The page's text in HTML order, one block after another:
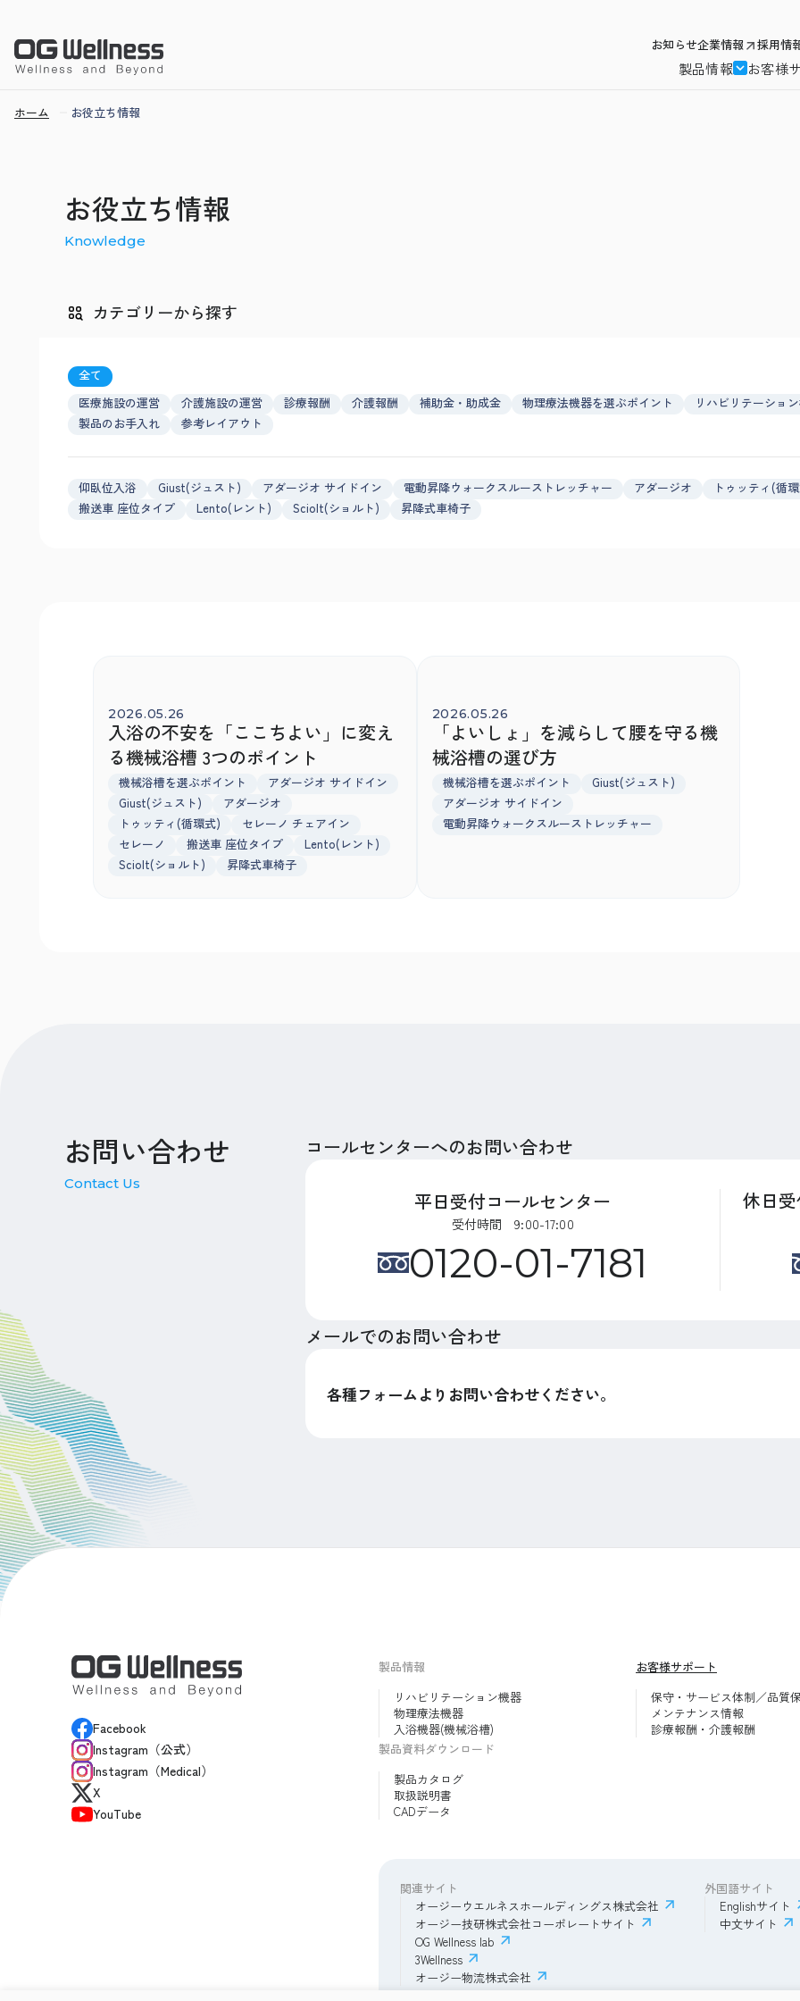
お知らせ企業情報 採用情
製品情報
お客様
ホーム お役立ち情報
お役立ち情報
Knowledge
カテゴリーから探す
全て
医療施設の運営
介護施設の運営 診療報酬 介護報酬 補助金・助成金 物理療法機器を選ぶポイント リハビリテーショ
製品のお手入れ
参考レイアウト
仰臥位入浴 Giust(ジュスト) アダージオ サイドイン 電動昇降ウォークスルーストレッチャー アダージオ トゥッティ(循
搬送車 座位タイプ
Lento(レント) Sciolt(ショルト) 昇降式車椅子
2026.05.26
入浴の不安を「ここちよい」に変え
る機械浴槽 3つのポイント
機械浴槽を選ぶポイント
アダージオ サイドイン
Giust(ジュスト)
アダージオ
トゥッティ(循環式)
セレーノ チェアイン
セレーノ
搬送車 座位タイプ
Lento(レント)
Sciolt(ショルト)
昇降式車椅子
2026.05.26
「よいしょ」を減らして腰を守る機
械浴槽の選び方
機械浴槽を選ぶポイント
Giust(ジュスト)
アダージオ サイドイン
電動昇降ウォークスルーストレッチャー
お問い合わせ
Contact Us
コールセンターへのお問い合わせ
平日受付コールセンター
受付時間 9:00-17:00
0120-01-7181
休日
メールでのお問い合わせ
各種フォームよりお問い合わせください。
Facebook
Instagram（公式）
Instagram（Medical）
X
YouTube
製品情報
リハビリテーション機器
物理療法機器
入浴機器(機械浴槽)
製品資料ダウンロード
製品カタログ
取扱説明書
CADデータ
お客様サポート
保守・サービス体制／品質
メンテナンス情報
診療報酬・介護報酬
関連サイト
オージーウエルネスホールディングス株式会社
オージー技研株式会社コーポレートサイト
OG Wellness lab
3Wellness
オージー物流株式会社
外国語サイト
Englishサイト
中文サイト